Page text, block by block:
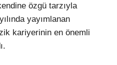
özgü tarzıyla
yayımlanan
kariyerinin en önemli